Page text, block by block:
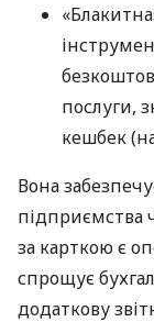
послуги,
кешбек
Вона
підприємства
за карткою є
спрощує
додаткову